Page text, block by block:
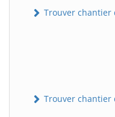
Trouver chantier
Trouver chantier